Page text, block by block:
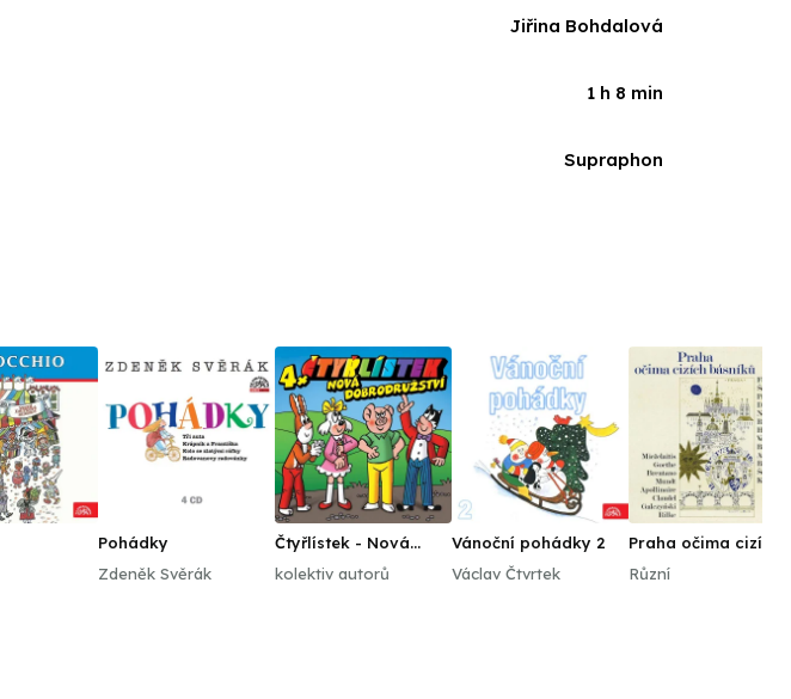
Jiřina Bohdalová
1 h 8 min
Supraphon
Pohádky
Zdeněk Svěrák
Čtyřlístek - Nová
kolektiv autorů
Vánoční pohádky 2
Václav Čtvrtek
Praha očima cizích
Různí